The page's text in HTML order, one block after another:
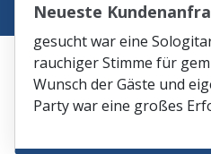
Neueste
gesucht war eine
rauchiger Stimme für
Wunsch der Gäste und
Party war eine großes